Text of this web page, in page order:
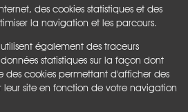
des cookies statistiques et des
la navigation et les parcours.
également des traceurs
statistiques sur la façon dont
des cookies permettant d'afficher des
leur site en fonction de votre navigation
Cave :non
Garage :non
Parking :non
Chauffage : nc